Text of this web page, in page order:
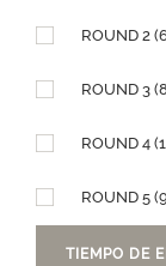
ROUND 2
ROUND 3
ROUND 4
ROUND 5
Diseño
TIEMPO DE